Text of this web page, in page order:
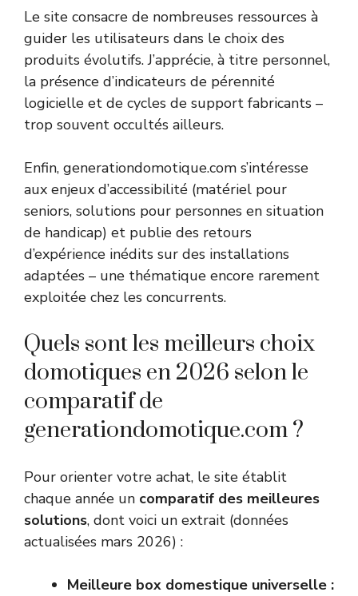
Le site consacre de nombreuses ressources à
guider les utilisateurs dans le choix des
produits évolutifs. J’apprécie, à titre personnel,
la présence d’indicateurs de pérennité
logicielle et de cycles de support fabricants –
trop souvent occultés ailleurs.
Enfin, generationdomotique.com s’intéresse
aux enjeux d’accessibilité (matériel pour
seniors, solutions pour personnes en situation
de handicap) et publie des retours
d’expérience inédits sur des installations
adaptées – une thématique encore rarement
exploitée chez les concurrents.
Quels sont les meilleurs choix
domotiques en 2026 selon le
comparatif de
generationdomotique.com ?
Pour orienter votre achat, le site établit
chaque année un comparatif des meilleures
solutions, dont voici un extrait (données
actualisées mars 2026) :
Meilleure box domestique universelle :